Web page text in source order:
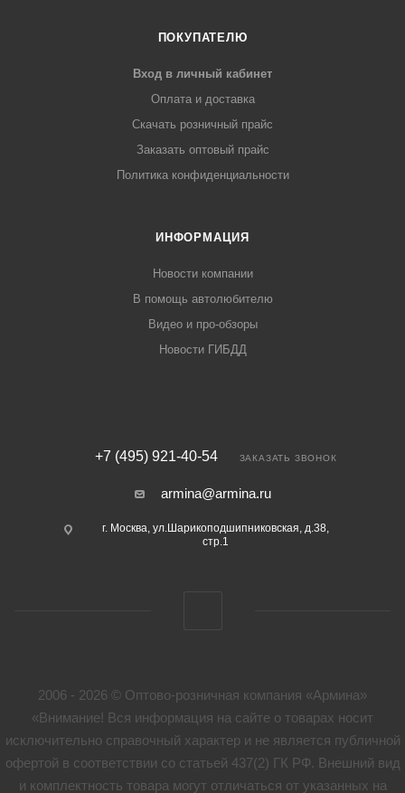
ПОКУПАТЕЛЮ
Вход в личный кабинет
Оплата и доставка
Скачать розничный прайс
Заказать оптовый прайс
Политика конфиденциальности
ИНФОРМАЦИЯ
Новости компании
В помощь автолюбителю
Видео и про-обзоры
Новости ГИБДД
+7 (495) 921-40-54 ЗАКАЗАТЬ ЗВОНОК
armina@armina.ru
г. Москва, ул.Шарикоподшипниковская, д.38,
стр.1
2006 - 2026 © Оптово-розничная компания «Армина»
«Внимание! Вся информация на сайте о товарах носит
исключительно справочный характер и не является публичной
офертой в соответствии со статьей 437(2) ГК РФ. Внешний вид
и комплектность товара могут отличаться от указанных на